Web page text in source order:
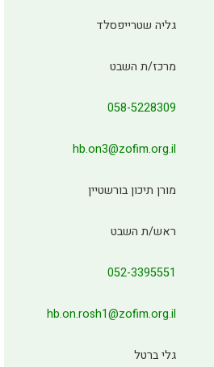
גליה שטרייפסלד
מרכז/ת השבט
058-5228309
hb.on3@zofim.org.il
מורן תיכון בורשטיין
ראש/ת השבט
052-3395551
hb.on.rosh1@zofim.org.il
גלי ברטל